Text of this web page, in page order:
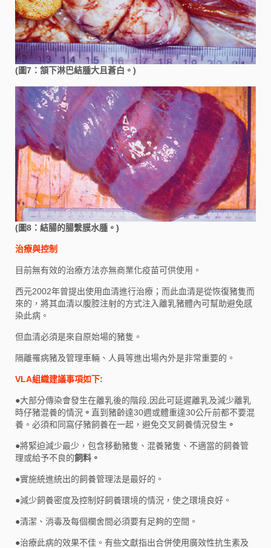
(圖7：頷下淋巴結腫大且蒼白。)
(圖8：結腸的腸繫膜水腫。)
治療與控制
目前無有效的治療方法亦無商業化疫苗可供使用。
西元2002年曾提出使用血清進行治療；而此血清是從恢復豬隻而
來的，將其血清以腹腔注射的方式注入離乳豬體內可幫助避免感
染此病。
但血清必須是來自原始場的豬隻。
隔離罹病豬及管理車輛、人員等進出場內外是非常重要的。
VLA組織建議事項如下:
●大部分傳染會發生在離乳後的階段,因此可延遲離乳及減少離乳
時仔豬混養的情況 。 直到豬齡達30週或體重達30公斤前都不要混
養。必須和同窩仔豬飼養在一起，避免交叉飼養情況發生 。
●將緊迫減少最少，包含移動豬隻、混養豬隻、不適當的飼養管
理或給予不良的飼料。
●實施統進統出的飼養管理法是最好的。
●減少飼養密度及控制好飼養環境的情況，使之環境良好。
●清潔、消毒及每個欄舍間必須要有足夠的空間。
●治療此病的效果不佳。有些文獻指出合併使用廣效性抗生素及